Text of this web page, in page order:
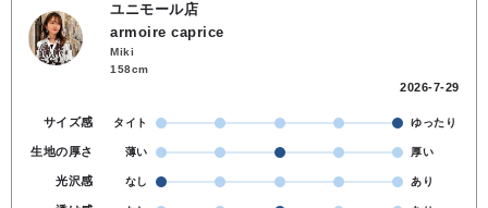
ユニモール店
armoire caprice
Miki
158cm
2026-7-29
サイズ感 タイト ゆったり
生地の厚さ 薄い 厚い
光沢感 なし あり